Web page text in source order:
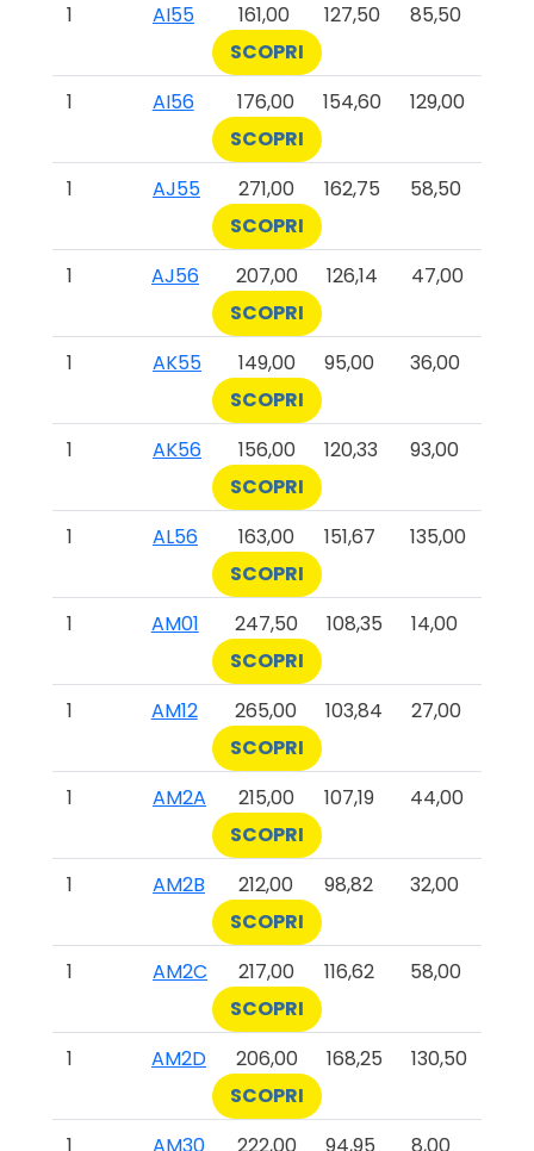
1
AI55 161,00 127,50
85,50
SCOPRI
1
AI56 176,00 154,60
129,00
SCOPRI
1
AJ55 271,00 162,75
58,50
SCOPRI
1
AJ56 207,00 126,14
47,00
SCOPRI
1
AK55 149,00 95,00
36,00
SCOPRI
1
AK56 156,00 120,33
93,00
SCOPRI
1
AL56 163,00 151,67
135,00
SCOPRI
1
AM01 247,50 108,35
14,00
SCOPRI
1
AM12 265,00 103,84
27,00
SCOPRI
1
AM2A 215,00 107,19
44,00
SCOPRI
1
AM2B 212,00 98,82
32,00
SCOPRI
1
AM2C 217,00 116,62
58,00
SCOPRI
1
AM2D 206,00 168,25
130,50
SCOPRI